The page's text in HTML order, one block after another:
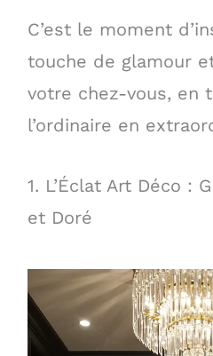
C’est le moment
touche de glamour
votre chez-vous, en
l’ordinaire en
1. L’Éclat Art Déco :
et Doré